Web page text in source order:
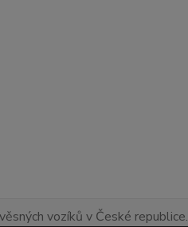
vozíků v České republice.